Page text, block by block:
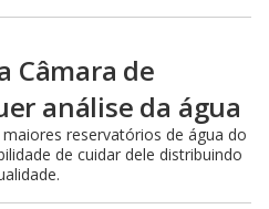
Câmara de
análise da água
reservatórios de água do
de cuidar dele distribuindo